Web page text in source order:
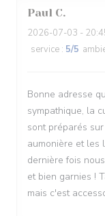
Paul C
2026-07-03 -
service : 5/5
Bonne adresse
sympathique, la
sont préparés
aumonière et les
dernière fois
et bien garnies !
mais c'est